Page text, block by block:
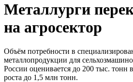
Металлурги
на агросектор
Объём потребности в
металлопродукции для
России оценивается до 200 тыс. тонн
роста до 1,5 млн тонн.